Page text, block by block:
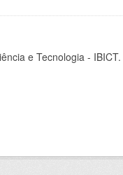
e Tecnologia - IBICT.